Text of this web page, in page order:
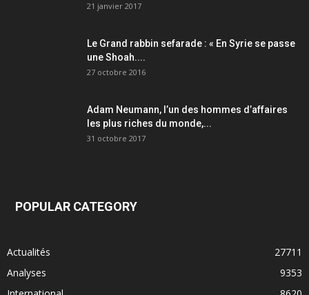
21 janvier 2017
Le Grand rabbin sefarade : « En Syrie se passe
une Shoah....
27 octobre 2016
Adam Neumann, l’un des hommes d’affaires
les plus riches du monde,...
31 octobre 2017
POPULAR CATEGORY
Actualités
27711
Analyses
9353